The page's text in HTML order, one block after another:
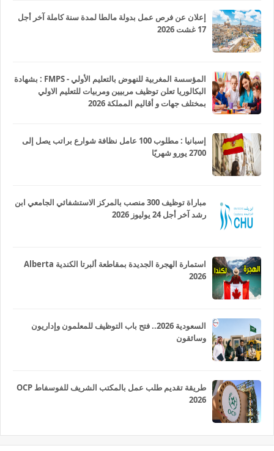
إعلان عن فرص عمل بدولة مالطا لمدة سنة كاملة آخر أجل
17 غشت 2026
المؤسسة المغربية للنهوض بالتعليم الأولي - FMPS : بشهادة
البكالوريا تعلن توظيف مربيين ومربيات للتعليم الاولي
بمختلف جهات و أقاليم المملكة 2026
إسبانيا : مطلوب 100 عامل نظافة شوارع براتب يصل إلى
2700 يورو شهريًا
مباراة توظيف 300 منصب بالمركز الاستشفائي الجامعي ابن
رشد آخر أجل 24 يوليوز 2026
استمارة الهجرة الجديدة بمقاطعة ألبرتا الكندية Alberta
2026
السعودية 2026.. فتح باب التوظيف للمعلمون وإداريون
وسائقون
طريقة تقديم طلب عمل بالمكتب الشريف للفوسفاط OCP
2026